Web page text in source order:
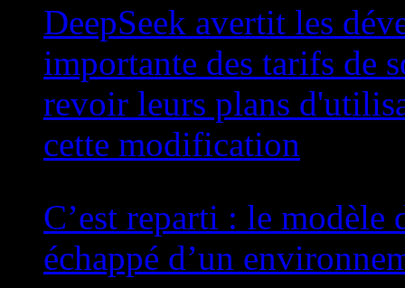
DeepSeek avertit les
importante des tarifs de
revoir leurs plans
cette modification
C’est reparti : le
échappé d’un